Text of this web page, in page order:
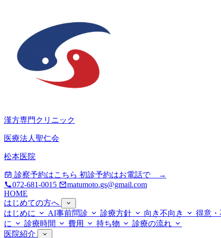
漢方専門クリニック
医療法人聖仁会
松本医院
診察予約はこちら 初診予約はお電話で →
072-681-0015
matumoto.gs@gmail.com
HOME
はじめての方へ
はじめに
AI事前問診 診療方針 向き不向き
得意
に
診療時間 費用 持ち物
診療の流れ
医院紹介